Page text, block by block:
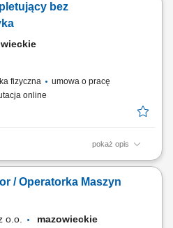
wodne) wykończenie powierzchni i
bez
fizyczna
umowa o pracę
online
pokaż opis
przy pomocy skanera
towarów. Szykowanie i
bezpieczny transport do
/ Operatorka Maszyn
o.o. mazowieckie